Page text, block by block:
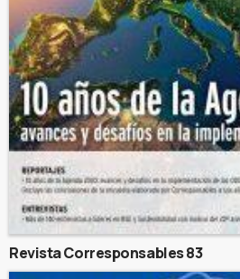
Revista Corresponsables 83